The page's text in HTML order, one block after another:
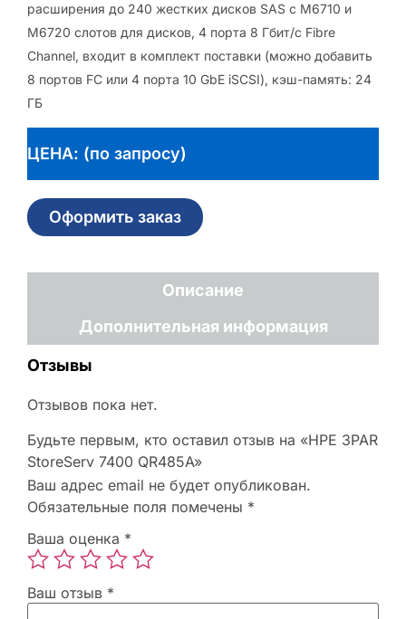
расширения до 240 жестких дисков SAS с M6710 и
M6720 слотов для дисков, 4 порта 8 Гбит/с Fibre
Channel, входит в комплект поставки (можно добавить
8 портов FC или 4 порта 10 GbE iSCSI), кэш-память: 24
ГБ
ЦЕНА: (по запросу)
Оформить заказ
Описание
Дополнительная информация
Отзывы
Отзывов пока нет.
Будьте первым, кто оставил отзыв на «HPE 3PAR
StoreServ 7400 QR485A»
Ваш адрес email не будет опубликован.
Обязательные поля помечены *
Ваша оценка *
Ваш отзыв *